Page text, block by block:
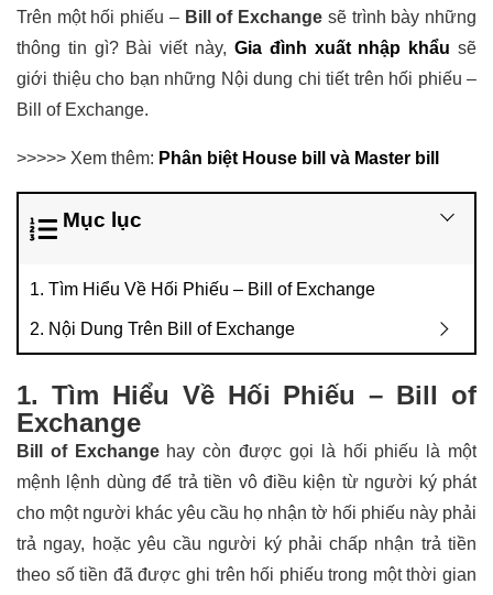
Trên một hối phiếu – Bill of Exchange sẽ trình bày những
thông tin gì? Bài viết này, Gia đình xuất nhập khẩu sẽ
giới thiệu cho bạn những Nội dung chi tiết trên hối phiếu –
Bill of Exchange.
>>>>> Xem thêm: Phân biệt House bill và Master bill
Mục lục
1. Tìm Hiểu Về Hối Phiếu – Bill of Exchange
2. Nội Dung Trên Bill of Exchange
1. Tìm Hiểu Về Hối Phiếu – Bill of
Exchange
Bill of Exchangehay còn được gọi là hối phiếu là một
mệnh lệnh dùng để trả tiền vô điều kiện từ người ký phát
cho một người khác yêu cầu họ nhận tờ hối phiếu này phải
trả ngay, hoặc yêu cầu người ký phải chấp nhận trả tiền
theo số tiền đã được ghi trên hối phiếu trong một thời gian